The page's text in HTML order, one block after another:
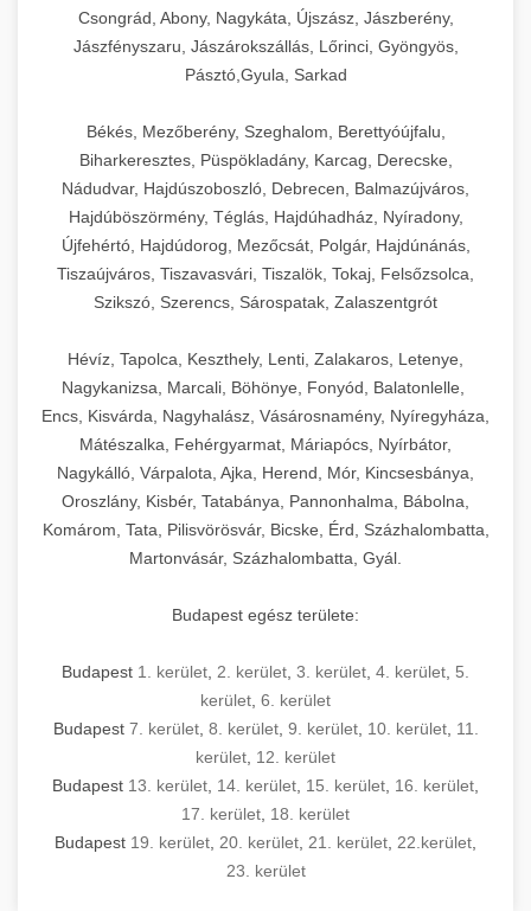
Csongrád, Abony, Nagykáta, Újszász, Jászberény,
Jászfényszaru, Jászárokszállás, Lőrinci, Gyöngyös,
Pásztó,Gyula, Sarkad
Békés, Mezőberény, Szeghalom, Berettyóújfalu,
Biharkeresztes, Püspökladány, Karcag, Derecske,
Nádudvar, Hajdúszoboszló, Debrecen, Balmazújváros,
Hajdúböszörmény, Téglás, Hajdúhadház, Nyíradony,
Újfehértó, Hajdúdorog, Mezőcsát, Polgár, Hajdúnánás,
Tiszaújváros, Tiszavasvári, Tiszalök, Tokaj, Felsőzsolca,
Szikszó, Szerencs, Sárospatak, Zalaszentgrót
Hévíz, Tapolca, Keszthely, Lenti, Zalakaros, Letenye,
Nagykanizsa, Marcali, Böhönye, Fonyód, Balatonlelle,
Encs, Kisvárda, Nagyhalász, Vásárosnamény, Nyíregyháza,
Mátészalka, Fehérgyarmat, Máriapócs, Nyírbátor,
Nagykálló, Várpalota, Ajka, Herend, Mór, Kincsesbánya,
Oroszlány, Kisbér, Tatabánya, Pannonhalma, Bábolna,
Komárom, Tata, Pilisvörösvár, Bicske, Érd, Százhalombatta,
Martonvásár, Százhalombatta, Gyál.
Budapest egész területe:
Budapest 1. kerület 2. kerület 3. kerület 4. kerület 5.
kerület 6. kerület
Budapest 7. kerület, 8. kerület, 9. kerület, 10. kerület, 11.
kerület 12. kerület
Budapest 13. kerület 14. kerület 15. kerület 16. kerület
17. kerület 18. kerület
Budapest 19. kerület 20. kerület 21. kerület 22.kerület
23. kerület